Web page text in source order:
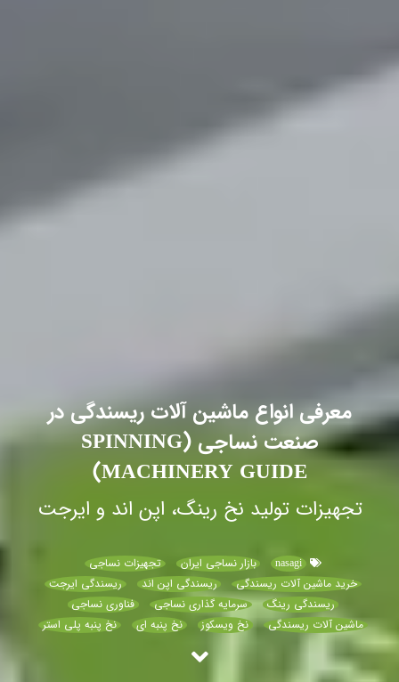
معرفی انواع ماشین آلات ریسندگی در
صنعت نساجی (SPINNING
MACHINERY GUIDE)
تجهیزات تولید نخ رینگ، اپن اند و ایرجت
nasagi بازار نساجی ایران
تجهیزات نساجی
خرید ماشین آلات ریسندگی
ریسندگی اپن اند
ریسندگی ایرجت
ریسندگی رینگ
سرمایه گذاری نساجی
فناوری نساجی
ماشین آلات ریسندگی
نخ ویسکوز نخ پنبه ای نخ پنبه پلی استر